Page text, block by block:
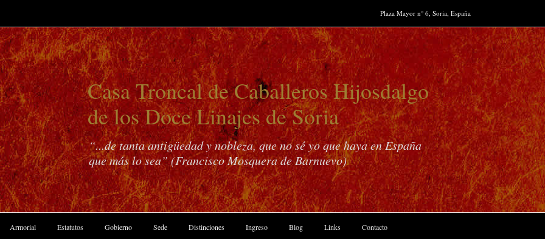
Plaza Mayor n° 6, Soria, España
Casa Troncal de Caballeros Hijosdalgo
de los Doce Linajes de Soria
“...de tanta antigüedad y nobleza, que no sé yo que haya en España
que más lo sea” (Francisco Mosquera de Barnuevo)
Armorial Estatutos Gobierno Sede Distinciones Ingreso Blog Links Contacto